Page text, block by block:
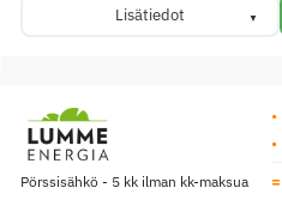
Lisätiedot
Pörssisähkö - 5 kk ilman kk-maksua